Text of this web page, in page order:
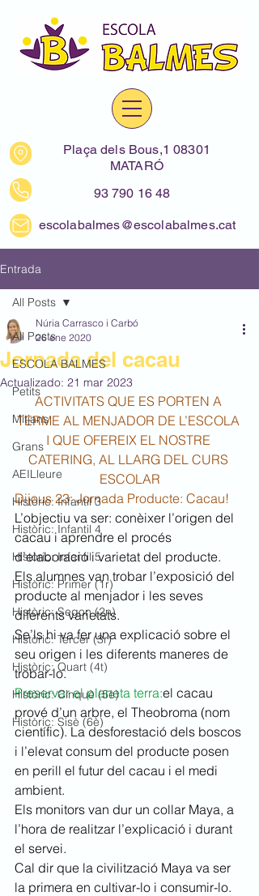
Plaça dels Bous,1 08301
MATARÓ
93 790 16 48
escolabalmes@escolabalmes.cat
Entrada
All Posts
ESCOLA BALMES
Petits
Mitjans
Grans
AEILleure
Històric: Infantil 3
Històric: Infantil 4
Històric: Infantil 5
Històric: Primer (1r)
Històric: Segon (2n)
Històric: Tercer (3r)
Històric: Quart (4t)
Històric: Cinquè (5è)
Històric: Sisè (6è)
All Posts
Jornada del cacau
Núria Carrasco i Carbó
26 ene 2020
Actualizado: 21 mar 2023
ACTIVITATS QUE ES PORTEN A
TERME AL MENJADOR DE L’ESCOLA
I QUE OFEREIX EL NOSTRE
CATERING, AL LLARG DEL CURS
ESCOLAR
Dijous 23: Jornada Producte: Cacau!
L’objectiu va ser: conèixer l’origen del
cacau i aprendre el procés
d’elaboració i varietat del producte.
Els alumnes van trobar l’exposició del
producte al menjador i les seves
diferents varietats.
Se’ls hi va fer una explicació sobre el
seu origen i les diferents maneres de
trobar-lo.
Preservar el planeta terra:el cacau
prové d’un arbre, el Theobroma (nom
científic). La desforestació dels boscos
i l’elevat consum del producte posen
en perill el futur del cacau i el medi
ambient.
Els monitors van dur un collar Maya, a
l’hora de realitzar l’explicació i durant
el servei.
Cal dir que la civilització Maya va ser
la primera en cultivar-lo i consumir-lo.